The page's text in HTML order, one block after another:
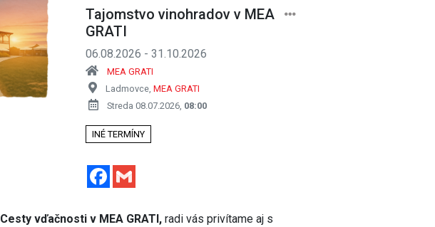
Tajomstvo vinohradov v MEA
GRATI
06.08.2026 - 31.10.2026
MEA GRATI
Ladmovce, MEA GRATI
Streda 08.07.2026, 08:00
INÉ TERMÍNY
Facebook
Cesty vďačnosti v MEA GRATI,radi vás privítame aj s